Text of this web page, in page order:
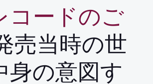
コードのご
売当時の世
身の意図す